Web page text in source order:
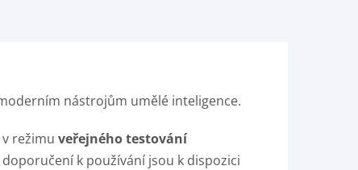
nástrojům umělé inteligence.
režimu veřejného testování
k používání jsou k dispozici